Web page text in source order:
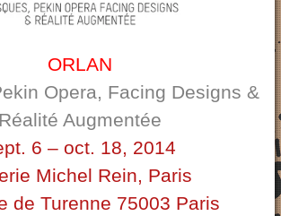
ORLAN
Opera, Facing Designs &
Réalité Augmentée
6 – oct. 18, 2014
Michel Rein, Paris
de Turenne 75003 Paris